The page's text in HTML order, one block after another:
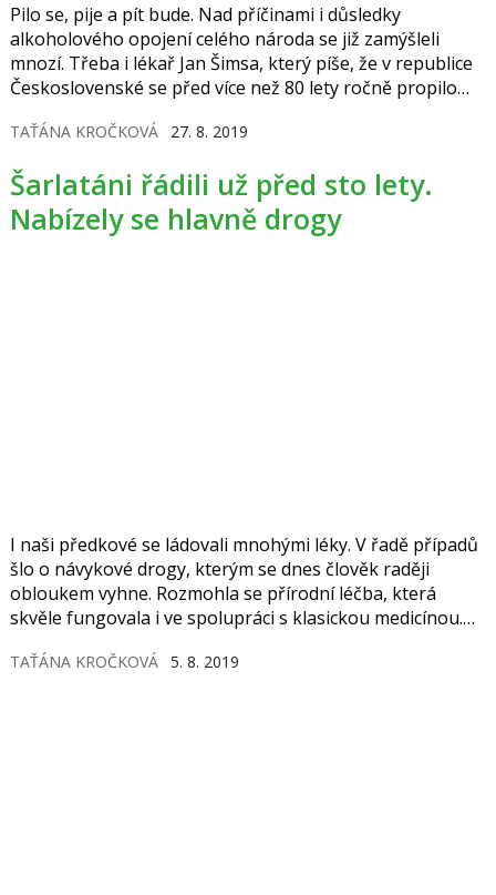
Pilo se, pije a pít bude. Nad příčinami i důsledky
alkoholového opojení celého národa se již zamýšleli
mnozí. Třeba i lékař Jan Šimsa, který píše, že v republice
Československé se před více než 80 lety ročně propilo
TAŤÁNA KROČKOVÁ 27. 8. 2019
Šarlatáni řádili už před sto lety.
Nabízely se hlavně drogy
I naši předkové se ládovali mnohými léky. V řadě případů
šlo o návykové drogy, kterým se dnes člověk raději
obloukem vyhne. Rozmohla se přírodní léčba, která
skvěle fungovala i ve spolupráci s klasickou medicínou.
orientovaných lékařů stavících se proti šarlatánům. A že
TAŤÁNA KROČKOVÁ 5. 8. 2019